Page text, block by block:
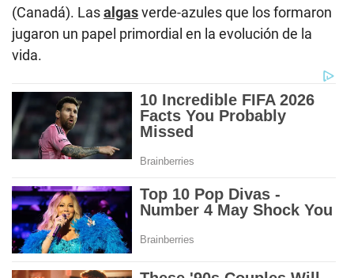
(Canadá). Lasalgasverde-azules que los formaron
jugaron un papel primordial en la evolución de la
vida.